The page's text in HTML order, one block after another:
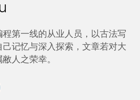
第一线的从业人员，以古法写
己记忆与深入探索，文章若对大
人之荣幸。